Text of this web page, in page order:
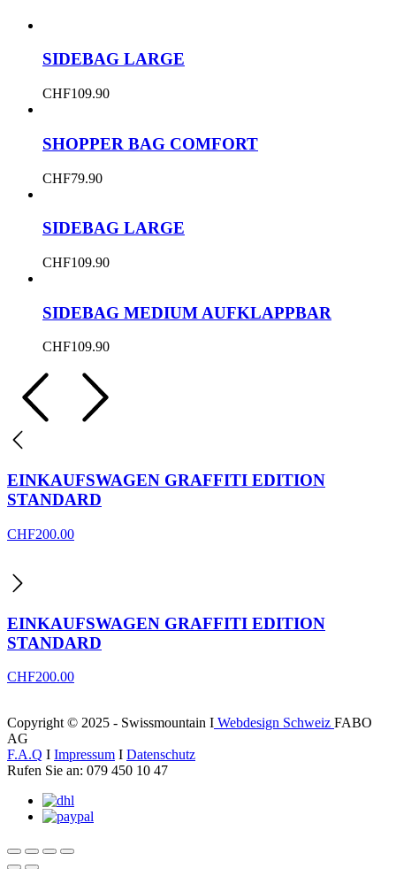
SIDEBAG LARGE
CHF109.90
SHOPPER BAG COMFORT
CHF79.90
SIDEBAG LARGE
CHF109.90
SIDEBAG MEDIUM AUFKLAPPBAR
CHF109.90
EINKAUFSWAGEN GRAFFITI EDITION
STANDARD
CHF200.00
EINKAUFSWAGEN GRAFFITI EDITION
STANDARD
CHF200.00
Copyright © 2025 - Swissmountain I Webdesign Schweiz FABO
AG
F.A.Q I Impressum I Datenschutz
Rufen Sie an: 079 450 10 47